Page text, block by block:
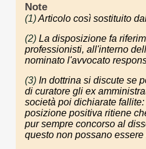
Note
(1)Articolo così sostituito
(2) La disposizione fa
professionisti, all'interno
nominato l'avvocato
(3) In dottrina si discute se
di curatore gli ex
società poi dichiarate
posizione positiva ritiene
pur sempre concorso al
questo non possano